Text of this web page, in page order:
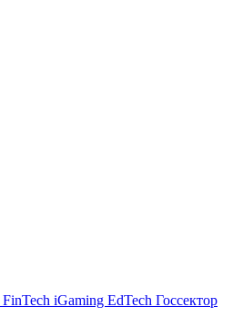
FinTech iGaming EdTech Госсектор